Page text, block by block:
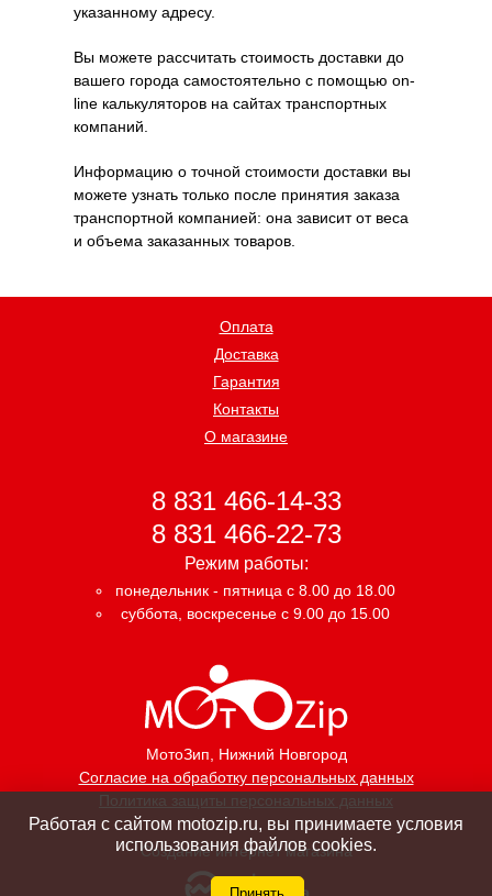
указанному адресу.
Вы можете рассчитать стоимость доставки до
вашего города самостоятельно с помощью on-
line калькуляторов на сайтах транспортных
компаний.
Информацию о точной стоимости доставки вы
можете узнать только после принятия заказа
транспортной компанией: она зависит от веса
и объема заказанных товаров.
МотоЗип, Нижний Новгород
Согласие на обработку персональных данных
Политика защиты персональных данных
Оплата
Доставка
Гарантия
Контакты
О магазине
8 831 466-14-33
8 831 466-22-73
Режим работы:
понедельник - пятница с 8.00 до 18.00
суббота, воскресенье с 9.00 до 15.00
Создание интернет магазина
Работая с сайтом motozip.ru, вы принимаете условия
использования файлов cookies.